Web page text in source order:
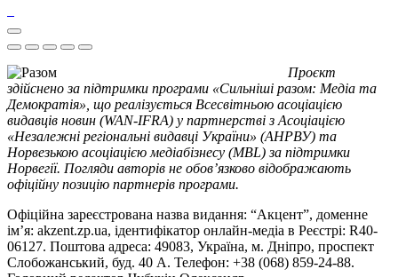
Проєкт
здійснено за підтримки програми «Сильніші разом: Медіа та
Демократія», що реалізується Всесвітньою асоціацією
видавців новин (WAN-IFRA) у партнерстві з Асоціацією
«Незалежні регіональні видавці України» (АНРВУ) та
Норвезькою асоціацією медіабізнесу (MBL) за підтримки
Норвегії. Погляди авторів не обов’язково відображають
офіційну позицію партнерів програми.
Офіційна зареєстрована назва видання: “Акцент”, доменне
ім’я: akzent.zp.ua, ідентифікатор онлайн-медіа в Реєстрі: R40-
06127. Поштова адреса: 49083, Україна, м. Дніпро, проспект
Слобожанський, буд. 40 А. Телефон: +38 (068) 859-24-88.